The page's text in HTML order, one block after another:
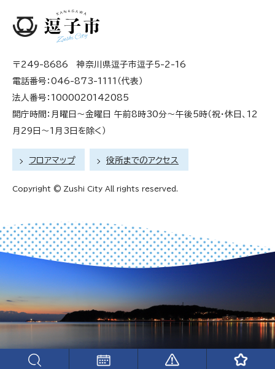
〒249-8686 神奈川県逗子市逗子5-2-16
電話番号：046-873-1111（代表）
法人番号：1000020142085
開庁時間：月曜日～金曜日 午前8時30分～午後5時（祝・休日、12
月29日～1月3日を除く）
フロアマップ 役所までのアクセス
Copyright © Zushi City All rights reserved.